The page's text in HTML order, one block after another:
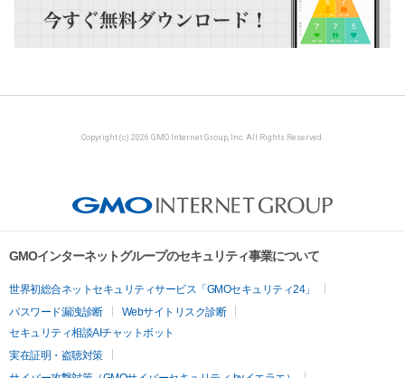
Copyright (c) 2026 GMO Internet Group, Inc. All Rights Reserved.
GMOインターネットグループのセキュリティ事業について
世界初総合ネットセキュリティサービス「GMOセキュリティ24」
パスワード漏洩診断
Webサイトリスク診断
セキュリティ相談AIチャットボット
実在証明・盗聴対策